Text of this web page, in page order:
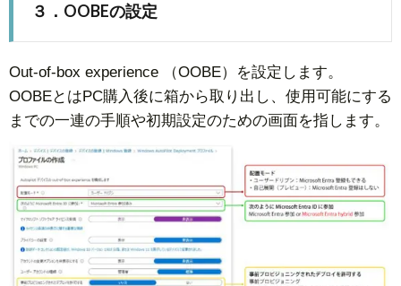
３．OOBEの設定
Out-of-box experience （OOBE）を設定します。
OOBEとはPC購入後に箱から取り出し、使用可能にする
までの一連の手順や初期設定のための画面を指します。